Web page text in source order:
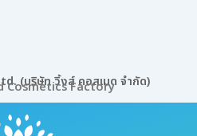
(บริษัท วิ้งส์ คอสเมด จำกัด)
Cosmetics Factory